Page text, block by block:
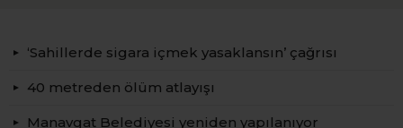
‘Sahillerde sigara içmek yasaklansın’ çağrısı
40 metreden ölüm atlayışı
Manavgat Belediyesi yeniden yapılanıyor